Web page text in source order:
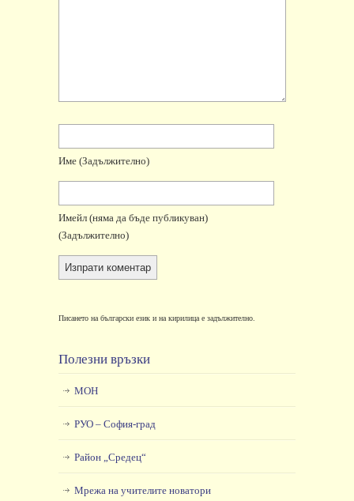
Име (задължително)
Имейл (няма да бъде публикуван)
(задължително)
Писането на български език и на кирилица е задължително.
Полезни връзки
МОН
РУО – София-град
Район „Средец“
Мрежа на учителите новатори